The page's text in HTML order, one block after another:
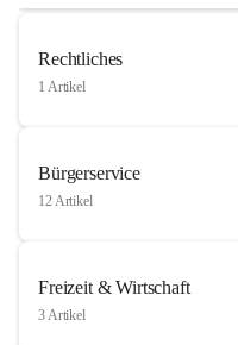
Rechtliches
1 Artikel
Bürgerservice
12 Artikel
Freizeit & Wirtschaft
3 Artikel